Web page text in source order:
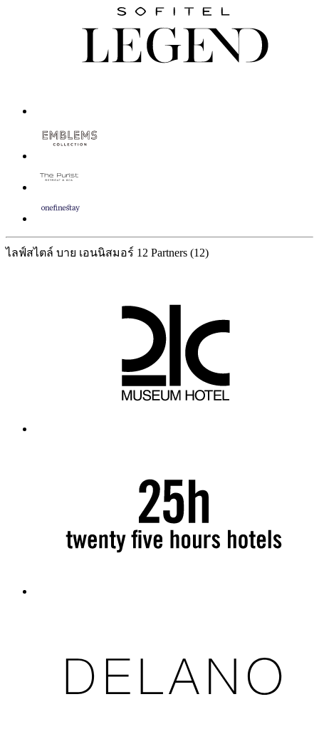
ไลฟ์สไตล์ บาย เอนนิสมอร์ 12 Partners (12)